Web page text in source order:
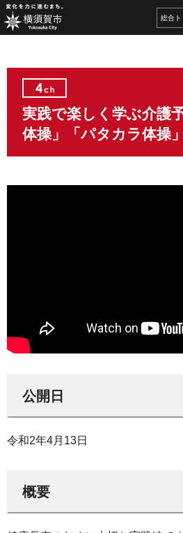
総合
実践で楽しく学ぶ介護
体操」「パタカラ体操」
公開日
令和2年4月13日
概要